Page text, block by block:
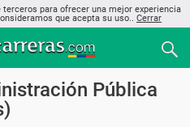
para ofrecer una mejor experiencia
que acepta su uso.. Cerrar
Pública